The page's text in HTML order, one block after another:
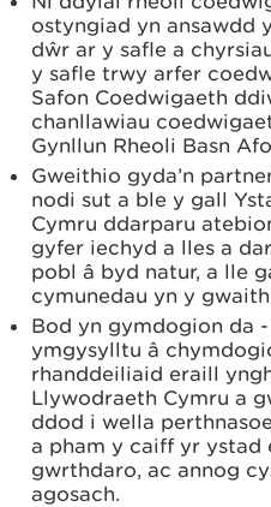
ostyngiad yn ansawdd
dŵr ar y safle a
y safle trwy arfer
Safon Coedwigaeth
chanllawiau
Gynllun Rheoli Basn
Gweithio gyda’n
nodi sut a ble y gall
Cymru ddarparu
gyfer iechyd a lles a
pobl â byd natur, a lle
cymunedau yn y gwaith
Bod yn gymdogion da
ymgysylltu â
rhanddeiliaid eraill
Llywodraeth Cymru a
ddod i wella
a pham y caiff yr ystad
gwrthdaro, ac annog
agosach.